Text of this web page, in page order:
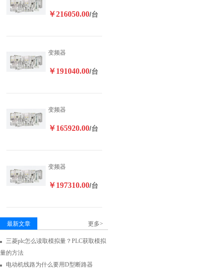
￥216050.00/台
变频器
￥191040.00/台
变频器
￥165920.00/台
变频器
￥197310.00/台
最新文章 更多>
三菱plc怎么读取模拟量？PLC获取模拟
量的方法
电动机线路为什么要用D型断路器